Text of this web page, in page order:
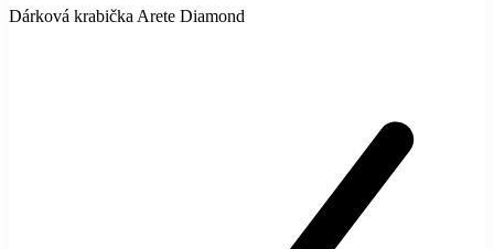
Dárková krabička Arete Diamond